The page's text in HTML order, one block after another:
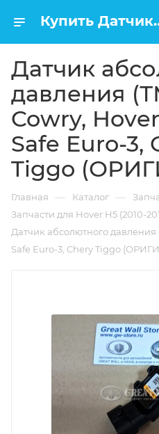
Купить Датчик абсолютного
Датчик
давления
Cowry,
Safe Euro-3,
Tiggo
Главная — Каталог —
Запчасти для Hover H5 (2010-
Датчик абсолютного
Safe Euro-3, Chery Tiggo